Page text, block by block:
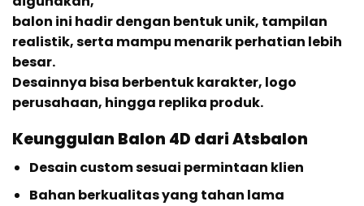
balon ini hadir dengan bentuk unik, tampilan
realistik, serta mampu menarik perhatian lebih
besar.
Desainnya bisa berbentuk karakter, logo
perusahaan, hingga replika produk.
Keunggulan Balon 4D dari Atsbalon
Desain custom sesuai permintaan klien
Bahan berkualitas yang tahan lama